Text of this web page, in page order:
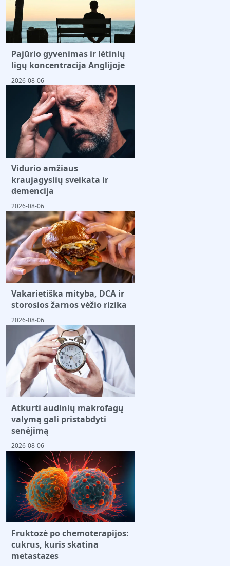
Pajūrio gyvenimas ir lėtinių
ligų koncentracija Anglijoje
2026-08-06
Vidurio amžiaus
kraujagyslių sveikata ir
demencija
2026-08-06
Vakarietiška mityba, DCA ir
storosios žarnos vėžio rizika
2026-08-06
Atkurti audinių makrofagų
valymą gali pristabdyti
senėjimą
2026-08-06
Fruktozė po chemoterapijos:
cukrus, kuris skatina
metastazes